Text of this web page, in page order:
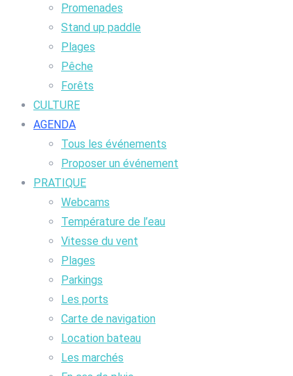
Promenades
Stand up paddle
Plages
Pêche
Forêts
CULTURE
AGENDA
Tous les événements
Proposer un événement
PRATIQUE
Webcams
Température de l’eau
Vitesse du vent
Plages
Parkings
Les ports
Carte de navigation
Location bateau
Les marchés